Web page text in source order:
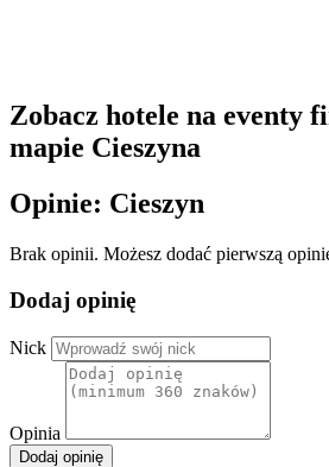
Zobacz hotele na eventy
mapie Cieszyna
Opinie: Cieszyn
Brak opinii. Możesz dodać pierwszą
Dodaj opinię
Nick
Opinia
Dodaj opinię